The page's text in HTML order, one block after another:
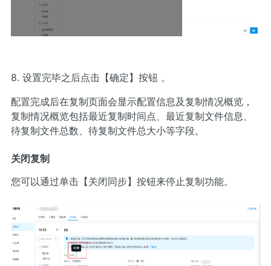
8. 设置完毕之后点击【确定】按钮 。
配置完成后在复制页面会显示配置信息及复制情况概览，
复制情况概览包括最近复制时间点、最近复制文件信息、
待复制文件总数、待复制文件总大小等字段。
关闭复制
您可以通过单击【关闭同步】按钮来停止复制功能。